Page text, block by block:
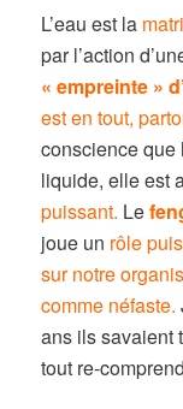
L’eau est la
par l’action
« empreinte »
est en tout,
conscience que
liquide, elle est
puissant. Le
joue un rôle
sur notre
comme néfaste.
ans ils savaient
tout re-